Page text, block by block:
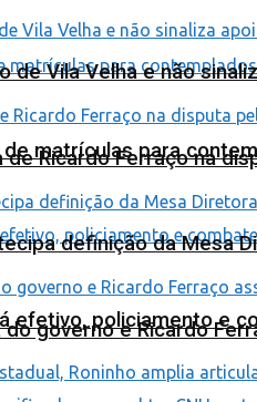
matrículas para
efetivo, policiamento e
de Vila Velha e não
Ricardo Ferraço na
definição da Mesa
do governo e Ricardo